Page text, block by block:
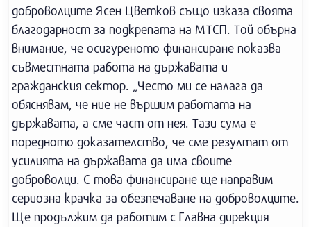
доброволците Ясен Цветков също изказа своята
благодарност за подкрепата на МТСП. Той обърна
внимание, че осигуреното финансиране показва
съвместната работа на държавата и
гражданския сектор. „Често ми се налага да
обяснявам, че ние не вършим работата на
държавата, а сме част от нея. Тази сума е
поредното доказателство, че сме резултат от
усилията на държавата да има своите
доброволци. С това финансиране ще направим
сериозна крачка за обезпечаване на доброволците.
Ще продължим да работим с Главна дирекция